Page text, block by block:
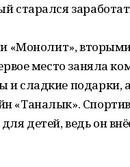
старался
«Монолит»,
место заняла
и сладкие подарки, а
«Таналык».
детей, ведь он